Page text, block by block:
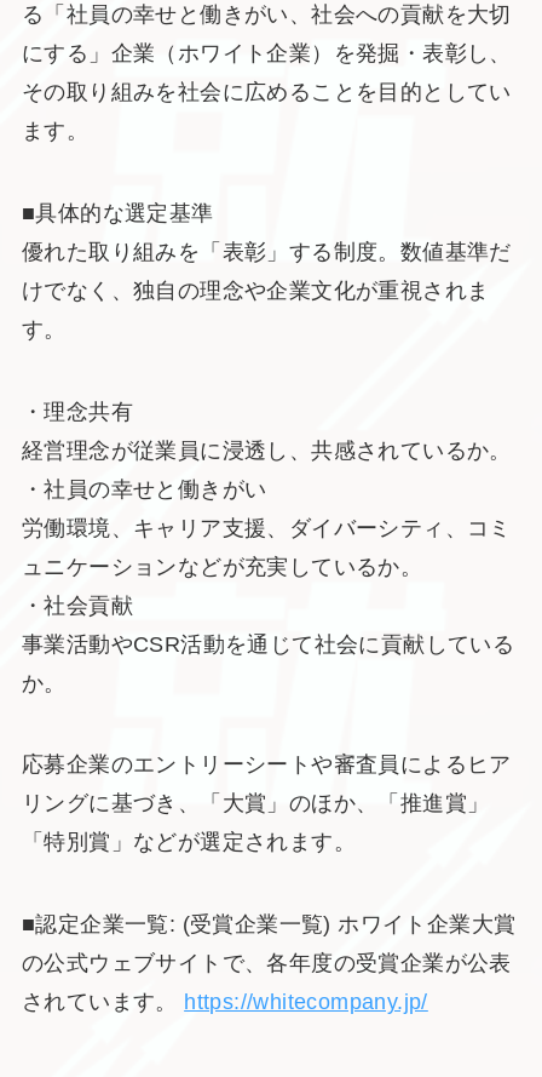
る「社員の幸せと働きがい、社会への貢献を大切
にする」企業（ホワイト企業）を発掘・表彰し、
その取り組みを社会に広めることを目的としてい
ます。
■具体的な選定基準
優れた取り組みを「表彰」する制度。数値基準だ
けでなく、独自の理念や企業文化が重視されま
す。
・理念共有
経営理念が従業員に浸透し、共感されているか。
・社員の幸せと働きがい
労働環境、キャリア支援、ダイバーシティ、コミ
ュニケーションなどが充実しているか。
・社会貢献
事業活動やCSR活動を通じて社会に貢献している
か。
応募企業のエントリーシートや審査員によるヒア
リングに基づき、「大賞」のほか、「推進賞」
「特別賞」などが選定されます。
■認定企業一覧: (受賞企業一覧) ホワイト企業大賞
の公式ウェブサイトで、各年度の受賞企業が公表
されています。 https://whitecompany.jp/